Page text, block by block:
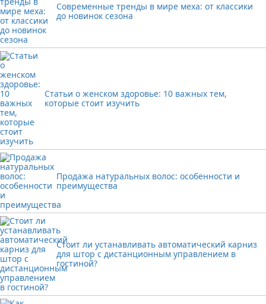
Современные тренды в мире меха: от классики
до новинок сезона
Статьи о женском здоровье: 10 важных тем,
которые стоит изучить
Продажа натуральных волос: особенности и
преимущества
Стоит ли устанавливать автоматический карниз
для штор с дистанционным управлением в
гостиной?